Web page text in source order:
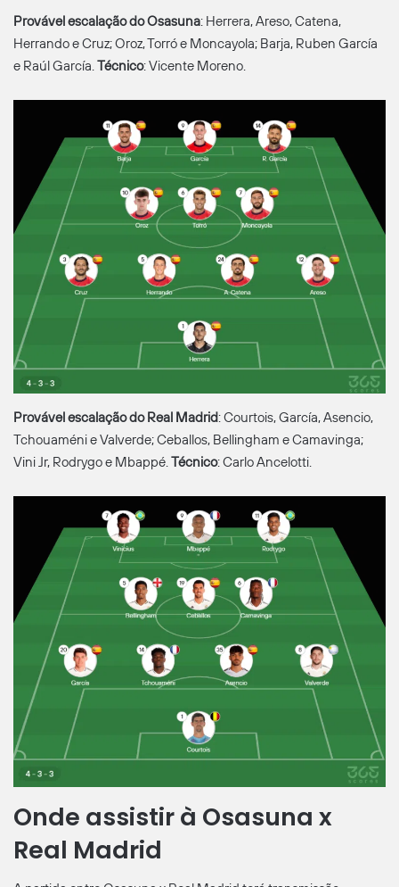
Provável escalação do Osasuna: Herrera, Areso, Catena,
Herrando e Cruz; Oroz, Torró e Moncayola; Barja, Ruben García
e Raúl García.Técnico: Vicente Moreno.
Provável escalação do Real Madrid: Courtois, García, Asencio,
Tchouaméni e Valverde; Ceballos, Bellingham e Camavinga;
Vini Jr, Rodrygo e Mbappé.Técnico: Carlo Ancelotti.
Onde assistir à Osasuna x
Real Madrid